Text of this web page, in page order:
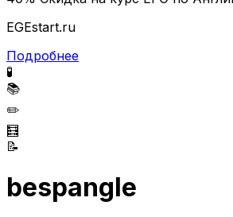
EGEstart.ru
Подробнее
🧪
📚
✏️
🧮
📝
bespangle